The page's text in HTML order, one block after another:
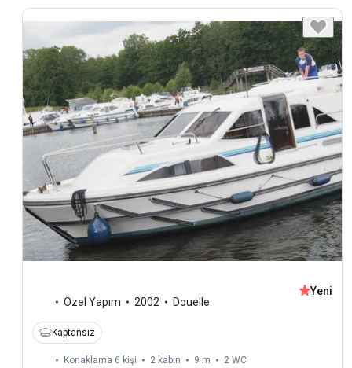
Özel Yapım 2002 Douelle
Yeni
Kaptansız
Konaklama 6 kişi 2 kabin 9 m 2 WC